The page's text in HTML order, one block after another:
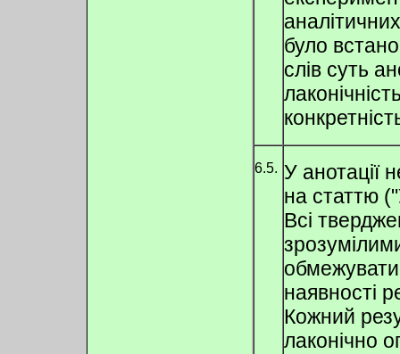
було
слів суть
6.5. У анотації
на статтю
Всі
наявності
Кожний
лаконічно